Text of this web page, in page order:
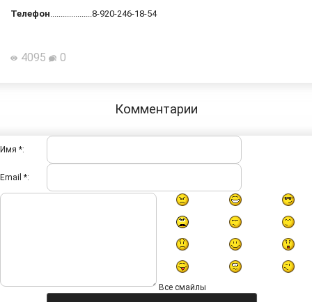
Телефон....................8-920-246-18-54
4095 0
Комментарии
Имя *:
Email *:
Все смайлы